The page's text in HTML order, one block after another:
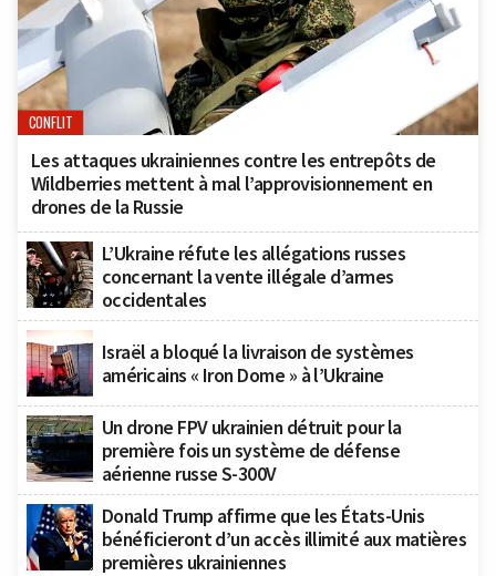
CONFLIT
Les attaques ukrainiennes contre les entrepôts de
Wildberries mettent à mal l’approvisionnement en
drones de la Russie
L’Ukraine réfute les allégations russes
concernant la vente illégale d’armes
occidentales
Israël a bloqué la livraison de systèmes
américains « Iron Dome » à l’Ukraine
Un drone FPV ukrainien détruit pour la
première fois un système de défense
aérienne russe S-300V
Donald Trump affirme que les États-Unis
bénéficieront d’un accès illimité aux matières
premières ukrainiennes